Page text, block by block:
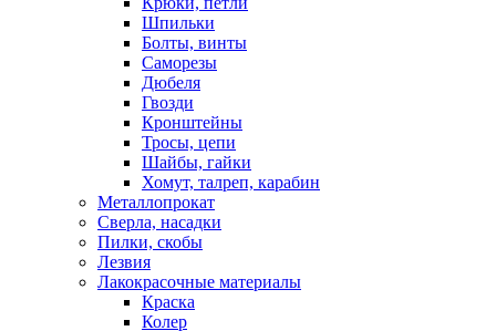
Шпильки
Болты, винты
Саморезы
Дюбеля
Гвозди
Кронштейны
Тросы, цепи
Шайбы, гайки
Хомут, талреп, карабин
Металлопрокат
Сверла, насадки
Пилки, скобы
Лезвия
Лакокрасочные материалы
Краска
Колер